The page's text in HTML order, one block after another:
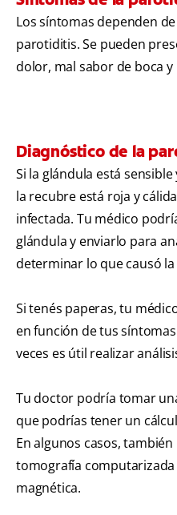
Los síntomas dependen
parotiditis. Se pueden
dolor, mal sabor de boca y
Diagnóstico de la
Si la glándula está
la recubre está roja y
infectada. Tu médico
glándula y enviarlo para
determinar lo que causó
Si tenés paperas, tu
en función de tus
veces es útil realizar
Tu doctor podría tomar
que podrías tener un
En algunos casos,
tomografía
magnética.